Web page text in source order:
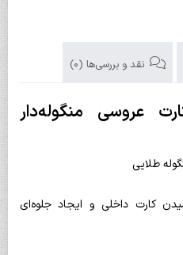
نقد و بررسی‌ها (0)
عروسی منگوله‌دار
طلایی
کارت داخلی و ایجاد جلوه‌ای